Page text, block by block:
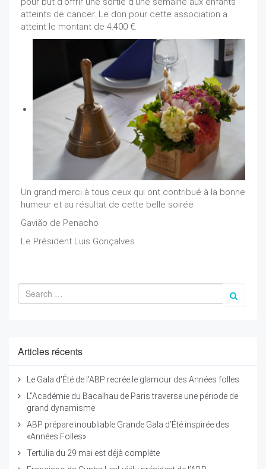
atteints de cancer. Le don pour cette association a
atteint le montant de 4.400 €.
Un grand merci à tous ceux qui ont contribué à la bonne
humeur et au résultat de cette belle soirée
Gavião de Penacho
Le Président Luis Gonçalves
Articles récents
Le Gala d'Été de l'ABP recrée le glamour des Années folles
L'’Académie du Bacalhau de Paris traverse une période de
grand dynamisme
ABP prépare inoubliable Grande Gala d’Été inspirée des
«Années Folles»
Tertulia du 29 mai est déjà complète